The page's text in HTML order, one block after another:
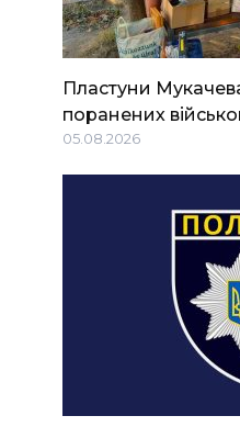
Пластуни
поранених
05.08.2026